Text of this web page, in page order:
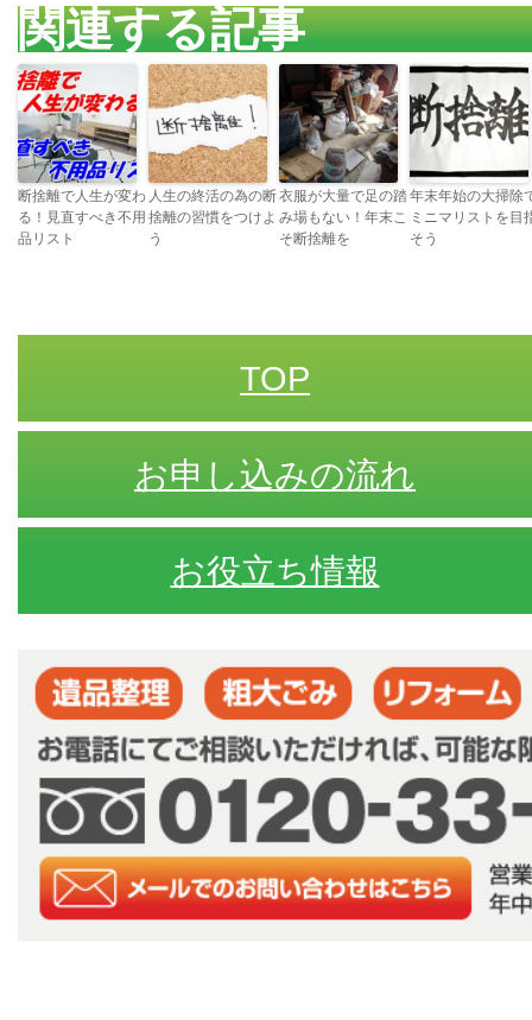
関連する記事
断捨離で人生が変わ
る！見直すべき不用
品リスト
人生の終活の為の断
捨離の習慣をつけよ
う
衣服が大量で足の踏
み場もない！年末こ
そ断捨離を
年末年始の大掃除
ミニマリストを目
そう
TOP
お申し込みの流れ
お役立ち情報